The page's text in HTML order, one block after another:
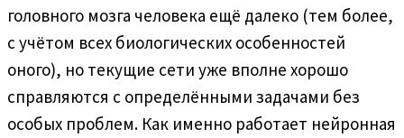
головного мозга человека ещё далеко (тем более,
с учётом всех биологических особенностей
оного), но текущие сети уже вполне хорошо
справляются с определёнными задачами без
особых проблем. Как именно работает нейронная